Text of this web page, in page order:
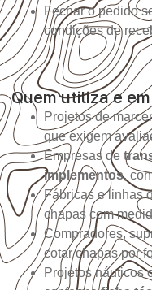
Fechar o pedido
condições de
Quem utiliza e
Projetos de
que exigem
Empresas de
implementos,
Fábricas e linhas
chapas com
Compradores,
cotar chapas por
Projetos náuticos